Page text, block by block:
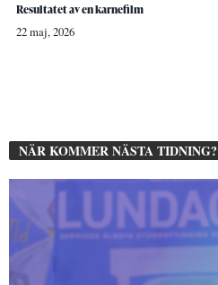
Resultatet av en karnefilm
22 maj, 2026
NÄR KOMMER NÄSTA TIDNING?